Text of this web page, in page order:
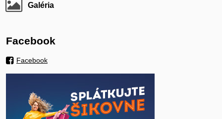
Galéria
Facebook
Facebook